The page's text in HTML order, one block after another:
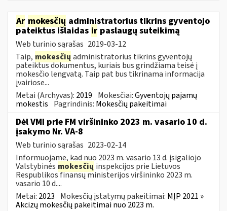
Ar mokesčių administratorius tikrins gyventojo
pateiktus išlaidas ir paslaugų suteikimą
Web turinio sąrašas 2019-03-12
Taip, mokesčių administratorius tikrins gyventojų
pateiktus dokumentus, kuriais bus grindžiama teisė į
mokesčio lengvatą. Taip pat bus tikrinama informacija
įvairiose...
Metai (Archyvas): 2019 Mokesčiai:Gyventojų pajamų
mokestis Pagrindinis: Mokesčių pakeitimai
Dėl VMI prie FM viršininko 2023 m. vasario 10 d.
įsakymo Nr. VA-8
Web turinio sąrašas 2023-02-14
Informuojame, kad nuo 2023 m. vasario 13 d. įsigaliojo
Valstybinės mokesčių inspekcijos prie Lietuvos
Respublikos finansų ministerijos viršininko 2023 m.
vasario 10 d....
Metai: 2023 Mokesčių įstatymų pakeitimai: MĮP 2021 »
Akcizų mokesčių pakeitimai nuo 2023 m.